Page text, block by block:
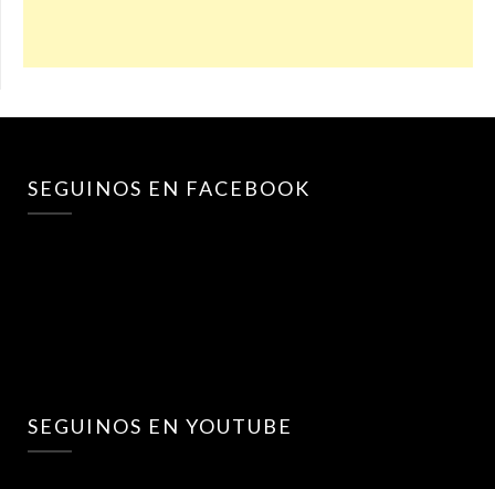
SEGUINOS EN FACEBOOK
SEGUINOS EN YOUTUBE